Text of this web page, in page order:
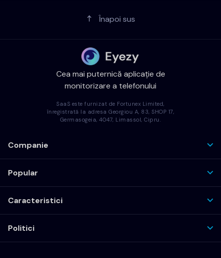
Înapoi sus
Cea mai puternică aplicație de
monitorizare a telefonului
SaaS este furnizat de Fortunex Limited,
înregistrată la adresa Georgiou A, 83, SHOP 17,
Germasogeia, 4047, Limassol, Cipru.
Companie
Popular
Caracteristici
Politici